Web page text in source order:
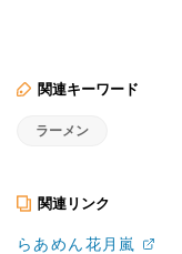
関連キーワード
ラーメン
関連リンク
らあめん花月嵐